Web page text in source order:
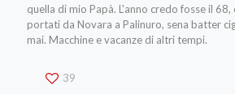
quella di mio Papà. L'anno credo fosse il
portati da Novara a Palinuro, sena batter
mai. Macchine e vacanze di altri tempi.
39